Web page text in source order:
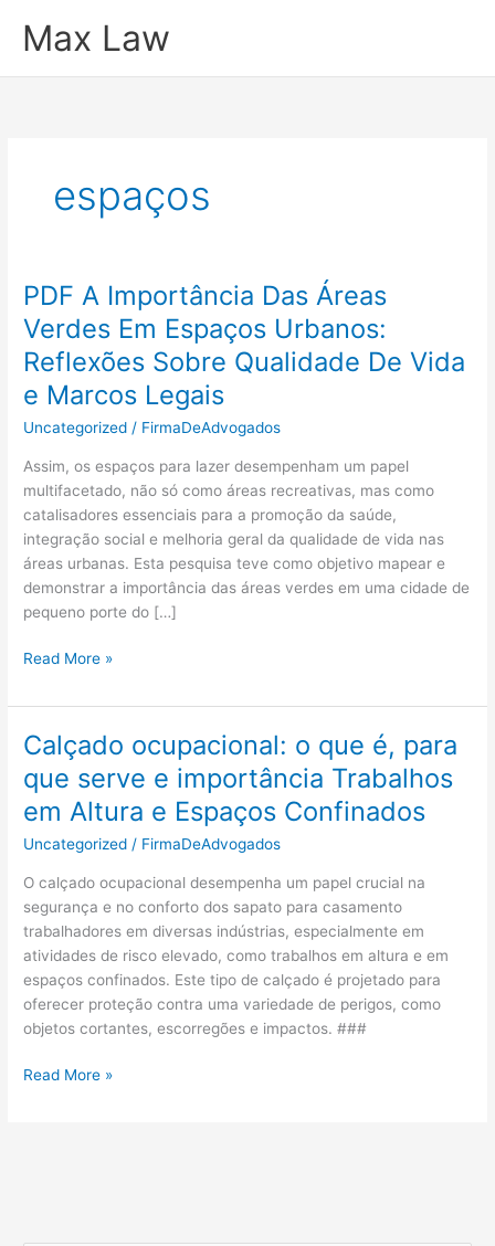
paraMax Law
espaços
PDF A Importância Das Áreas
Verdes Em Espaços Urbanos:
Reflexões Sobre Qualidade De Vida
e Marcos Legais
Uncategorized / FirmaDeAdvogados
Assim, os espaços para lazer desempenham um papel
multifacetado, não só como áreas recreativas, mas como
catalisadores essenciais para a promoção da saúde,
integração social e melhoria geral da qualidade de vida nas
áreas urbanas. Esta pesquisa teve como objetivo mapear e
demonstrar a importância das áreas verdes em uma cidade de
pequeno porte do […]
PDF
Importância
Das
Áreas
Verdes
Em
Espaços
Urbanos:
Reflexões
Sobre
Qualidade
De
Vida
e
Marcos
Read More »
Calçado ocupacional: o que é, para
que serve e importância Trabalhos
em Altura e Espaços Confinados
Uncategorized / FirmaDeAdvogados
O calçado ocupacional desempenha um papel crucial na
segurança e no conforto dos sapato para casamento
trabalhadores em diversas indústrias, especialmente em
atividades de risco elevado, como trabalhos em altura e em
espaços confinados. Este tipo de calçado é projetado para
oferecer proteção contra uma variedade de perigos, como
objetos cortantes, escorregões e impactos. ###
Calçado
Read More »